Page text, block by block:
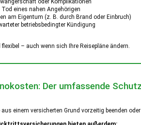
oder Komplikationen
Tod eines nahen Angehörigen
am Eigentum (z. B. durch Brand oder Einbruch)
betriebsbedingter Kündigung
flexibel – auch wenn sich Ihre Reisepläne ändern.
Der umfassende
einem versicherten Grund vorzeitig beenden